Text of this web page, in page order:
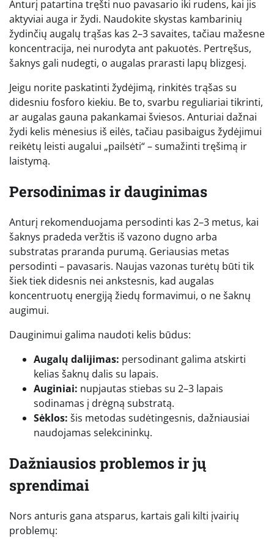
Anturį patartina tręšti nuo pavasario iki rudens, kai jis
aktyviai auga ir žydi. Naudokite skystas kambarinių
žydinčių augalų trąšas kas 2–3 savaites, tačiau mažesne
koncentracija, nei nurodyta ant pakuotės. Pertręšus,
šaknys gali nudegti, o augalas prarasti lapų blizgesį.
Jeigu norite paskatinti žydėjimą, rinkitės trąšas su
didesniu fosforo kiekiu. Be to, svarbu reguliariai tikrinti,
ar augalas gauna pakankamai šviesos. Anturiai dažnai
žydi kelis mėnesius iš eilės, tačiau pasibaigus žydėjimui
reikėtų leisti augalui „pailsėti“ – sumažinti tręšimą ir
laistymą.
Persodinimas ir dauginimas
Anturį rekomenduojama persodinti kas 2–3 metus, kai
šaknys pradeda veržtis iš vazono dugno arba
substratas praranda purumą. Geriausias metas
persodinti – pavasaris. Naujas vazonas turėtų būti tik
šiek tiek didesnis nei ankstesnis, kad augalas
koncentruotų energiją žiedų formavimui, o ne šaknų
augimui.
Dauginimui galima naudoti kelis būdus:
Augalų dalijimas: persodinant galima atskirti
kelias šaknų dalis su lapais.
Auginiai: nupjautas stiebas su 2–3 lapais
sodinamas į drėgną substratą.
Sėklos: šis metodas sudėtingesnis, dažniausiai
naudojamas selekcininkų.
Dažniausios problemos ir jų
sprendimai
Nors anturis gana atsparus, kartais gali kilti įvairių
problemų: